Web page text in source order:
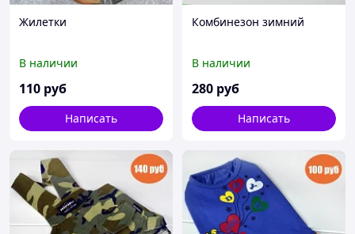
Жилетки
В наличии
110 руб
Написать
Комбинезон зимний
В наличии
280 руб
Написать